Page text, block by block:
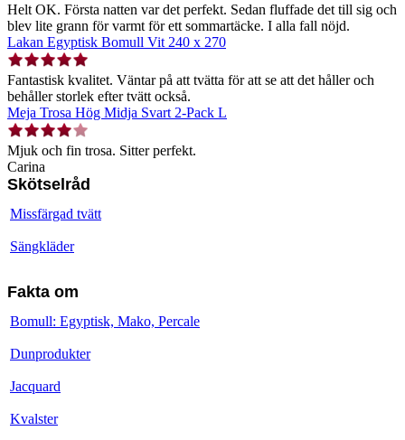
Helt OK. Första natten var det perfekt. Sedan fluffade det till sig och
blev lite grann för varmt för ett sommartäcke. I alla fall nöjd.
Lakan Egyptisk Bomull Vit 240 x 270
Fantastisk kvalitet. Väntar på att tvätta för att se att det håller och
behåller storlek efter tvätt också.
Meja Trosa Hög Midja Svart 2-Pack L
Mjuk och fin trosa. Sitter perfekt.
Carina
Skötselråd
Missfärgad tvätt
Sängkläder
Fakta om
Bomull: Egyptisk, Mako, Percale
Dunprodukter
Jacquard
Kvalster